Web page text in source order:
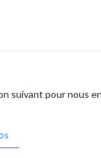
suivant pour nous